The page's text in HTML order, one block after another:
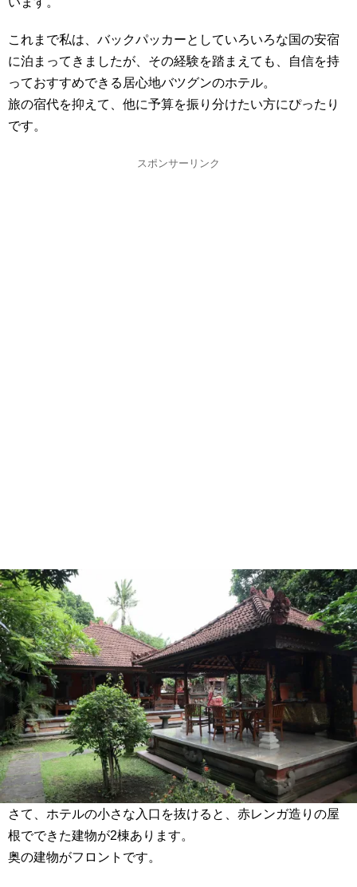
これまで私は、バックパッカーとしていろいろな国の安宿
に泊まってきましたが、その経験を踏まえても、自信を持
っておすすめできる居心地バツグンのホテル。
旅の宿代を抑えて、他に予算を振り分けたい方にぴったり
です。
スポンサーリンク
さて、ホテルの小さな入口を抜けると、赤レンガ造りの屋
根でできた建物が2棟あります。
奥の建物がフロントです。